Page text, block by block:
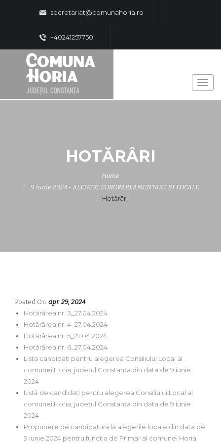
secretariat@comunahoria.ro
+40241257750
HOTĂRÂRI
Home
9 iunie 2024 - ALEGERI EUROPARLAMENTARE ȘI LOCALE
Hotărâri
Posted On apr. 29, 2024
Hotărârea nr. 3_27.04.2024
Hotărârea nr. 4_27.04.2024
Hotărârea nr. 5_27.04.2024
Hotărârea nr. 6_27.04.2024
Lista candidati pentru alegerea Consiliului Local al
comunei Horia, județul Constanța din data de 9 iunie
2024
Listă de candidați pentru alegerea Consiliului Local al
comunei Horia, județul Constanța din data de 9 iunie
2024_
Propunere de candidatura la alegerile locale din data de
9 iunie 2024 pentru functia de Primar al comunei Horia